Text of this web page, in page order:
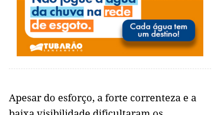
Apesar do esforço, a forte correnteza e a